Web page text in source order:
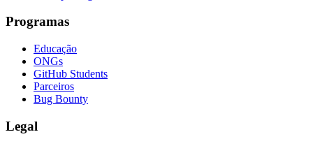
Programas
Educação
ONGs
GitHub Students
Parceiros
Bug Bounty
Legal